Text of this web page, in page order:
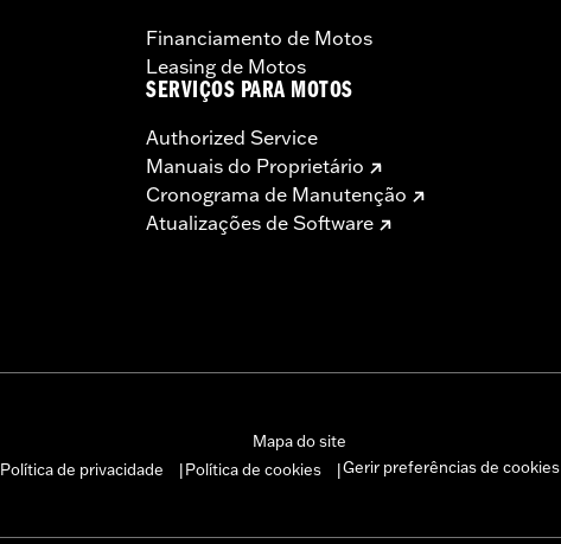
Financiamento de Motos
Leasing de Motos
SERVIÇOS PARA MOTOS
Authorized Service
Manuais do Proprietário
Cronograma de Manutenção
Atualizações de Software
Mapa do site
Política de privacidade Política de cookies Gerir preferências de cookies